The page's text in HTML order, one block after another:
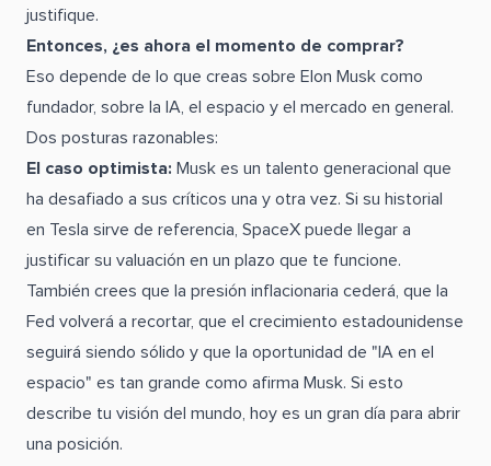
justifique.
Entonces, ¿es ahora el momento de comprar?
Eso depende de lo que creas sobre Elon Musk como
fundador, sobre la IA, el espacio y el mercado en general.
Dos posturas razonables:
El caso optimista: Musk es un talento generacional que
ha desafiado a sus críticos una y otra vez. Si su historial
en Tesla sirve de referencia, SpaceX puede llegar a
justificar su valuación en un plazo que te funcione.
También crees que la presión inflacionaria cederá, que la
Fed volverá a recortar, que el crecimiento estadounidense
seguirá siendo sólido y que la oportunidad de "IA en el
espacio" es tan grande como afirma Musk. Si esto
describe tu visión del mundo, hoy es un gran día para abrir
una posición.